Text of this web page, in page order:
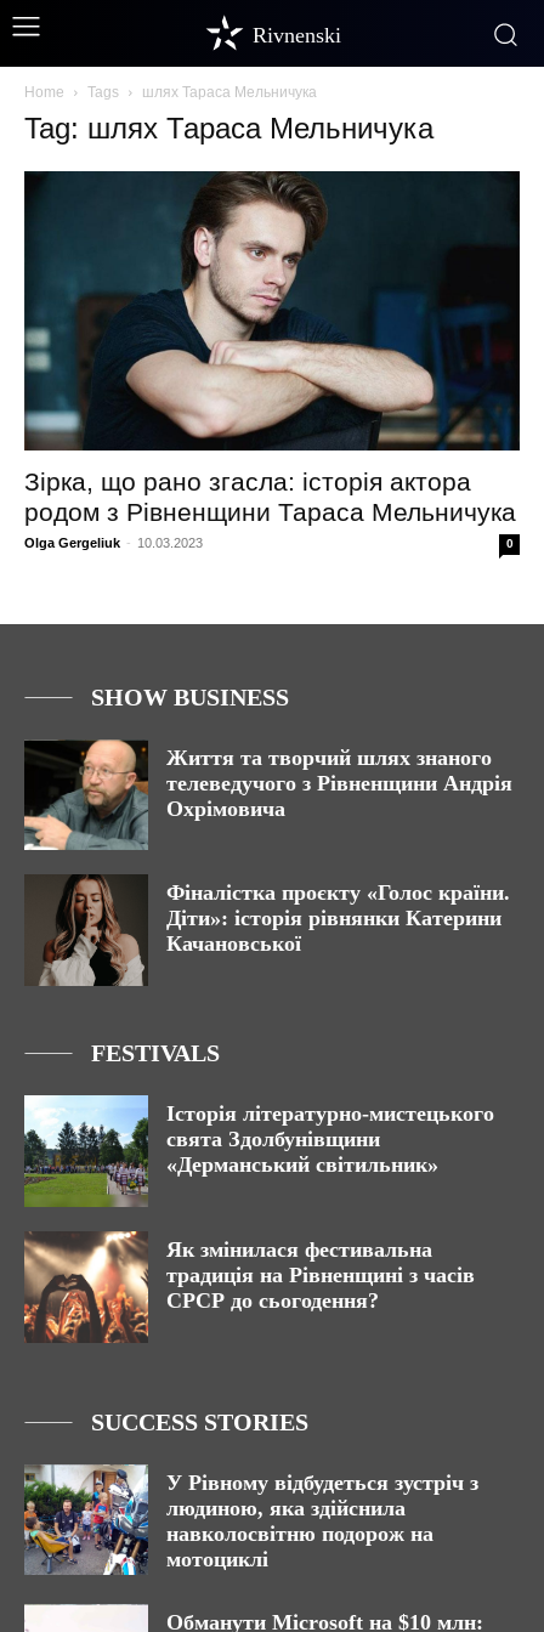
Rivnenski
Home Tags шлях Тараса Мельничука
Tag: шлях Тараса Мельничука
Зірка, що рано згасла: історія актора
родом з Рівненщини Тараса Мельничука
Olga Gergeliuk - 10.03.2023 0
SHOW BUSINESS
Життя та творчий шлях знаного
телеведучого з Рівненщини Андрія
Охрімовича
Фіналістка проєкту «Голос країни.
Діти»: історія рівнянки Катерини
Качановської
FESTIVALS
Історія літературно-мистецького
свята Здолбунівщини
«Дерманський світильник»
Як змінилася фестивальна
традиція на Рівненщині з часів
СРСР до сьогодення?
SUCCESS STORIES
У Рівному відбудеться зустріч з
людиною, яка здійснила
навколосвітню подорож на
мотоциклі
Обманути Microsoft на $10 млн: